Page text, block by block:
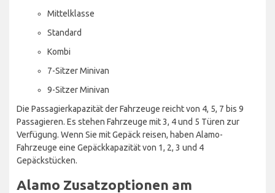
Mittelklasse
Standard
Kombi
7-Sitzer Minivan
9-Sitzer Minivan
Die Passagierkapazität der Fahrzeuge reicht von 4, 5, 7 bis 9
Passagieren. Es stehen Fahrzeuge mit 3, 4 und 5 Türen zur
Verfügung. Wenn Sie mit Gepäck reisen, haben Alamo-
Fahrzeuge eine Gepäckkapazität von 1, 2, 3 und 4
Gepäckstücken.
Alamo Zusatzoptionen am